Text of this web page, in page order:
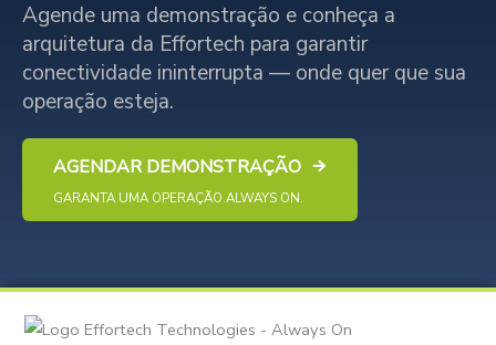
Agende uma demonstração e conheça a
arquitetura da Effortech para garantir
conectividade ininterrupta — onde quer que sua
operação esteja.
AGENDAR DEMONSTRAÇÃO
GARANTA UMA OPERAÇÃO ALWAYS ON.